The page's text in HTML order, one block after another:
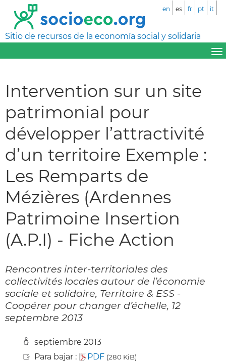
Sitio de recursos de la economía social y solidaria
en es fr pt it
Intervention sur un site
patrimonial pour
développer l’attractivité
d’un territoire Exemple :
Les Remparts de
Mézières (Ardennes
Patrimoine Insertion
(A.P.I) - Fiche Action
Rencontres inter-territoriales des
collectivités locales autour de l’économie
sociale et solidaire, Territoire & ESS -
Coopérer pour changer d’échelle, 12
septembre 2013
septiembre 2013
Para bajar :
PDF (280 KiB)